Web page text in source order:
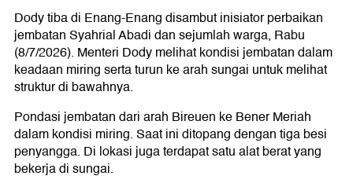
Dody tiba di Enang-Enang disambut inisiator perbaikan
jembatan Syahrial Abadi dan sejumlah warga, Rabu
(8/7/2026). Menteri Dody melihat kondisi jembatan dalam
keadaan miring serta turun ke arah sungai untuk melihat
struktur di bawahnya.
Pondasi jembatan dari arah Bireuen ke Bener Meriah
dalam kondisi miring. Saat ini ditopang dengan tiga besi
penyangga. Di lokasi juga terdapat satu alat berat yang
bekerja di sungai.